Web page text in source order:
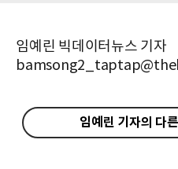
임예린 빅데이터뉴스 기자
임예린 기자의 다